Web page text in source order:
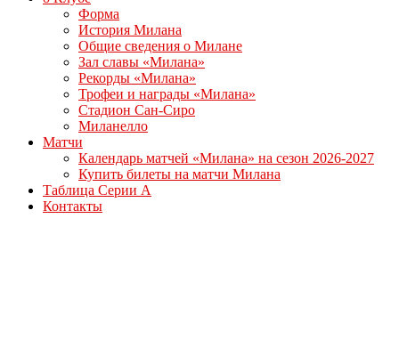
Форма
История Милана
Общие сведения о Милане
Зал славы «Милана»
Рекорды «Милана»
Трофеи и награды «Милана»
Стадион Сан-Сиро
Миланелло
Матчи
Календарь матчей «Милана» на сезон 2026-2027
Купить билеты на матчи Милана
Таблица Серии А
Контакты